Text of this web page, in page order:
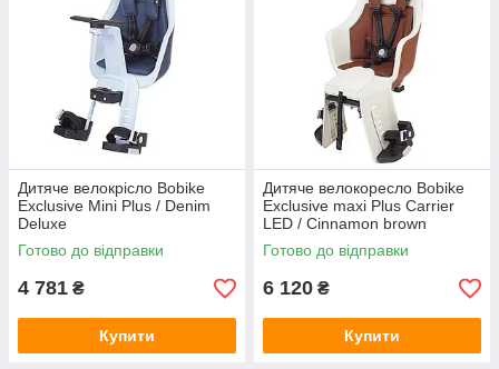
Дитяче велокрісло Bobike
Exclusive Mini Plus / Denim
Deluxe
Готово до відправки
4 781 ₴
Купити
Дитяче велокоресло Bobike
Exclusive maxi Plus Carrier
LED / Cinnamon brown
Готово до відправки
6 120 ₴
Купити